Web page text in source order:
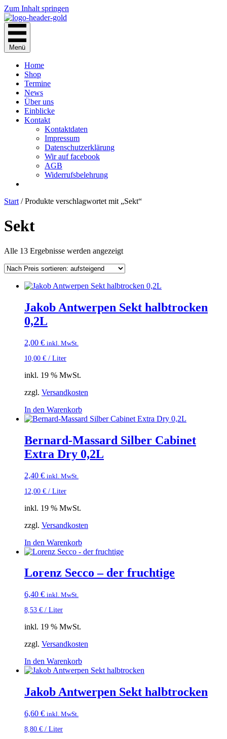
Zum Inhalt springen
Menü
Home
Shop
Termine
News
Über uns
Einblicke
Kontakt
Kontaktdaten
Impressum
Datenschutzerklärung
Wir auf facebook
AGB
Widerrufsbelehrung
Start / Produkte verschlagwortet mit „Sekt“
Sekt
Alle 13 Ergebnisse werden angezeigtNach
sortiert:
Jakob Antwerpen Sekt halbtrocken
0,2L
2,00 € inkl. MwSt.
10,00 € / Liter
inkl. 19 % MwSt.
zzgl. Versandkosten
In den Warenkorb
Bernard-Massard Silber Cabinet
Extra Dry 0,2L
2,40 € inkl. MwSt.
12,00 € / Liter
inkl. 19 % MwSt.
zzgl. Versandkosten
In den Warenkorb
Lorenz Secco – der fruchtige
6,40 € inkl. MwSt.
8,53 € / Liter
inkl. 19 % MwSt.
zzgl. Versandkosten
In den Warenkorb
Jakob Antwerpen Sekt halbtrocken
6,60 € inkl. MwSt.
8,80 € / Liter